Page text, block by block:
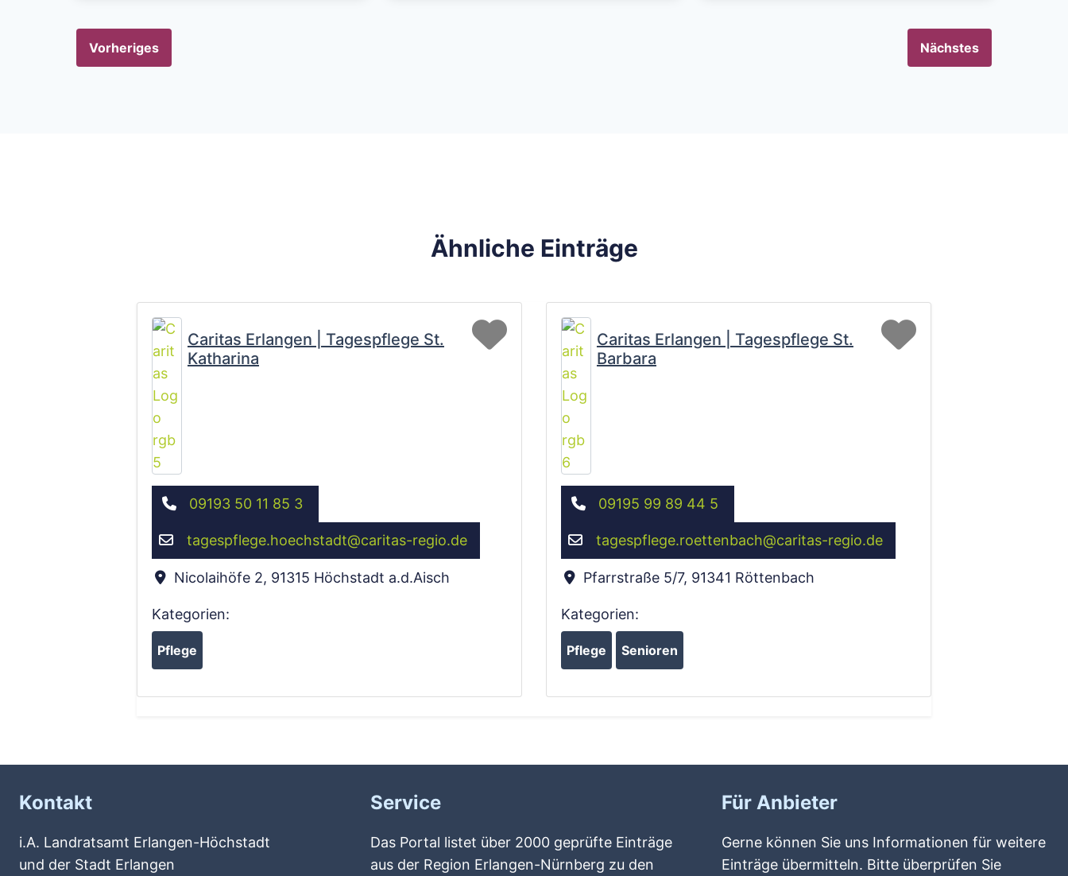
Vorheriges Nächstes
Ähnliche Einträge
Caritas Erlangen | Tagespflege St.
Katharina
Favorit
09193 50 11 85 3
tagespflege.hoechstadt@caritas-regio.de
Nicolaihöfe 2, 91315 Höchstadt a.d.Aisch
Kategorien:
Pflege
Caritas Erlangen | Tagespflege St.
Barbara
Favorit
09195 99 89 44 5
tagespflege.roettenbach@caritas-regio.de
Pfarrstraße 5/7, 91341 Röttenbach
Kategorien:
Pflege Senioren
Kontakt
i.A. Landratsamt Erlangen-Höchstadt
und der Stadt Erlangen
Service
Das Portal listet über 2000 geprüfte Einträge
aus der Region Erlangen-Nürnberg zu den
Für Anbieter
Gerne können Sie uns Informationen für weitere
Einträge übermitteln. Bitte überprüfen Sie